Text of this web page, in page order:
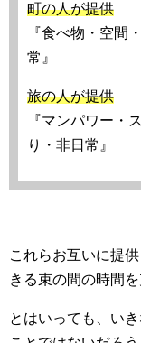
町の人が提供
『食べ物・空間
常』
旅の人が提供
『マンパワー・
り・非日常』
これらお互いに提
きる束の間の時間を
とはいっても、い